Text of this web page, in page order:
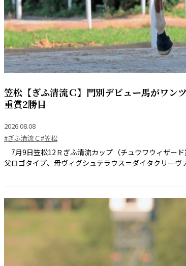
笠松【ぎふ清流Ｃ】門別デビュー馬がワン
重賞2勝目
2026.08.08
#ぎふ清流Ｃ#笠松
7月9日笠松12Ｒぎふ清流カップ（チュウワウィザー
父ロゴタイプ、母ヴィグシュテラウス＝ダイタクリーヴ